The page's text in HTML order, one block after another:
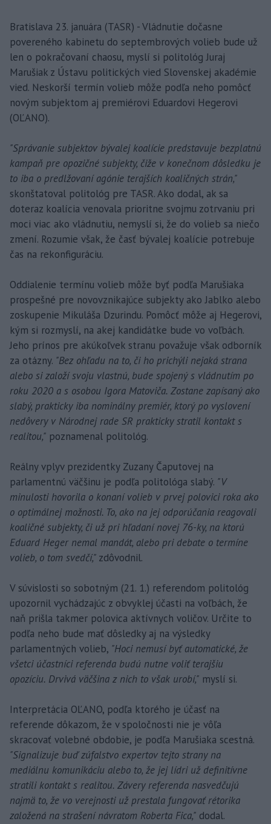
Bratislava 23. januára (TASR) - Vládnutie dočasne
povereného kabinetu do septembrových volieb bude už
len o pokračovaní chaosu, myslí si politológ Juraj
Marušiak z Ústavu politických vied Slovenskej akadémie
vied. Neskorší termín volieb môže podľa neho pomôcť
novým subjektom aj premiérovi Eduardovi Hegerovi
(OĽANO).
"Správanie subjektov bývalej koalície predstavuje bezplatnú
kampaň pre opozičné subjekty, čiže v konečnom dôsledku je
to iba o predlžovaní agónie terajších koaličných strán,"
skonštatoval politológ pre TASR. Ako dodal, ak sa
doteraz koalícia venovala prioritne svojmu zotrvaniu pri
moci viac ako vládnutiu, nemyslí si, že do volieb sa niečo
zmení. Rozumie však, že časť bývalej koalície potrebuje
čas na rekonfiguráciu.
Oddialenie termínu volieb môže byť podľa Marušiaka
prospešné pre novovznikajúce subjekty ako Jablko alebo
zoskupenie Mikuláša Dzurindu. Pomôcť môže aj Hegerovi,
kým si rozmyslí, na akej kandidátke bude vo voľbách.
Jeho prínos pre akúkoľvek stranu považuje však odborník
za otázny. "Bez ohľadu na to, či ho prichýli nejaká strana
alebo si založí svoju vlastnú, bude spojený s vládnutím po
roku 2020 a s osobou Igora Matoviča. Zostane zapísaný ako
slabý, prakticky iba nominálny premiér, ktorý po vyslovení
nedôvery v Národnej rade SR prakticky stratil kontakt s
realitou," poznamenal politológ.
Reálny vplyv prezidentky Zuzany Čaputovej na
parlamentnú väčšinu je podľa politológa slabý. "V
minulosti hovorila o konaní volieb v prvej polovici roka ako
o optimálnej možnosti. To, ako na jej odporúčania reagovali
koaličné subjekty, či už pri hľadaní novej 76-ky, na ktorú
Eduard Heger nemal mandát, alebo pri debate o termíne
volieb, o tom svedčí," zdôvodnil.
V súvislosti so sobotným (21. 1.) referendom politológ
upozornil vychádzajúc z obvyklej účasti na voľbách, že
naň prišla takmer polovica aktívnych voličov. Určite to
podľa neho bude mať dôsledky aj na výsledky
parlamentných volieb, "Hoci nemusí byť automatické, že
všetci účastníci referenda budú nutne voliť terajšiu
opozíciu. Drvivá väčšina z nich to však urobí," myslí si.
Interpretácia OĽANO, podľa ktorého je účasť na
referende dôkazom, že v spoločnosti nie je vôľa
skracovať volebné obdobie, je podľa Marušiaka scestná.
"Signalizuje buď zúfalstvo expertov tejto strany na
mediálnu komunikáciu alebo to, že jej lídri už definitívne
stratili kontakt s realitou. Závery referenda nasvedčujú
najmä to, že vo verejnosti už prestala fungovať rétorika
založená na strašení návratom Roberta Fica," dodal.